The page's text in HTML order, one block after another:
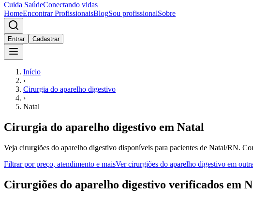
Cuida SaúdeConectando vidas
HomeEncontrar ProfissionaisBlogSou profissionalSobre
Entrar Cadastrar
Início
›
Cirurgia do aparelho digestivo
›
Natal
Cirurgia do aparelho digestivo em Natal
Veja cirurgiões do aparelho digestivo disponíveis para pacientes de Natal/RN.
Filtrar por preço, atendimento e maisVercirurgiões do aparelho digestivo em
Cirurgiões do aparelho digestivo verificados em